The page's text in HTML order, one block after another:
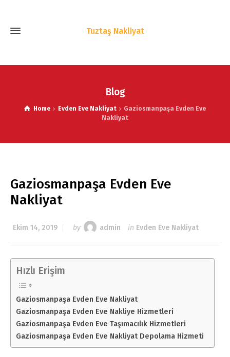
Tuztaş Nakliyat
Blog
Home Evden Eve Nakliyat
Gaziosmanpaşa Evden Eve
Nakliyat
Gaziosmanpaşa Evden Eve
Nakliyat
Ekim 14, 2019 by admin in Evden Eve Nakliyat
Hızlı Erişim
Gaziosmanpaşa Evden Eve Nakliyat
Gaziosmanpaşa Evden Eve Nakliye Hizmetleri
Gaziosmanpaşa Evden Eve Taşımacılık Hizmetleri
Gaziosmanpaşa Evden Eve Nakliyat Depolama Hizmeti